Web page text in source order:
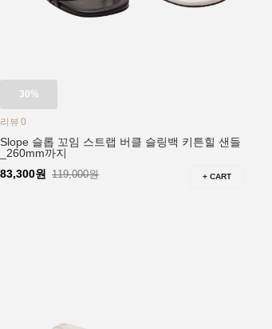
30%
리뷰 0
Slope 슬롭 꼬임 스트랩 버클 슬링백 키튼힐 샌들
_260mm까지
83,300원
119,000원 + CART